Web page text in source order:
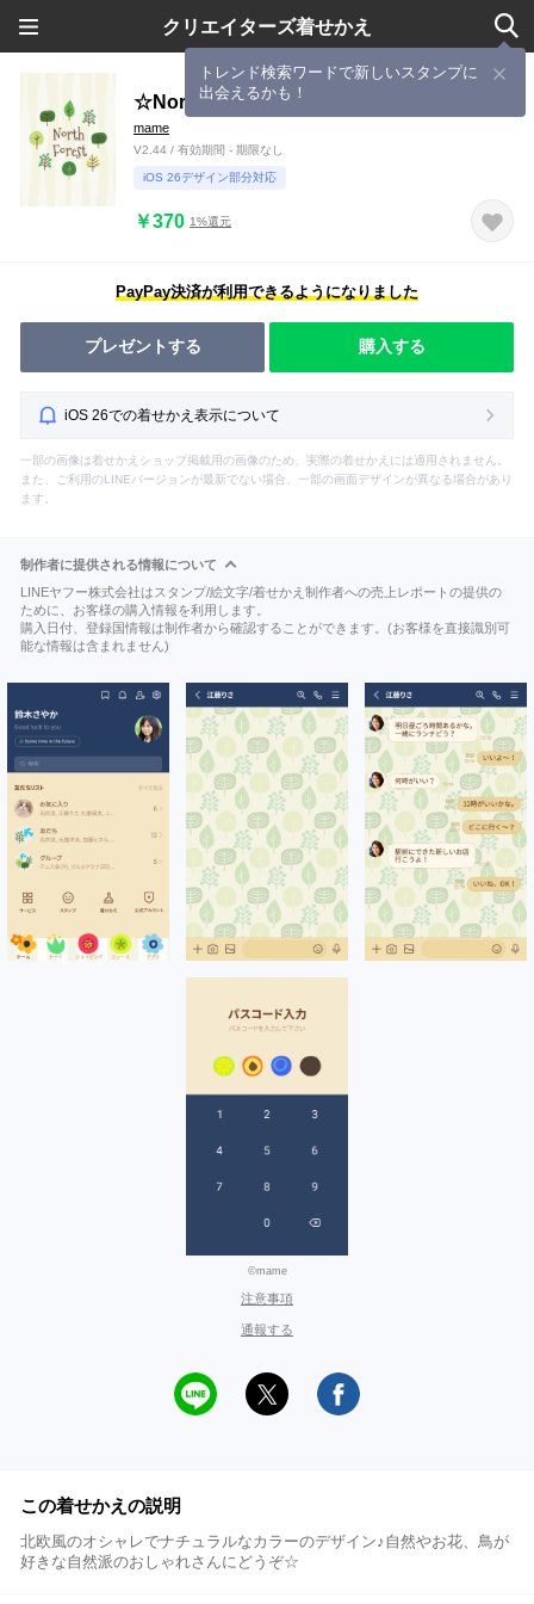
クリエイターズ着せかえ
トレンド検索ワードで新しいスタンプに
出会えるかも！
☆North Forest
mame
V2.44 / 有効期間 - 期限なし
iOS 26デザイン部分対応
￥370 1%還元
PayPay決済が利用できるようになりました
プレゼントする 購入する
iOS 26での着せかえ表示について
一部の画像は着せかえショップ掲載用の画像のため、実際の着せかえには適用されません。
また、ご利用のLINEバージョンが最新でない場合、一部の画面デザインが異なる場合があり
ます。
制作者に提供される情報について
LINEヤフー株式会社はスタンプ/絵文字/着せかえ制作者への売上レポートの提供の
ために、お客様の購入情報を利用します。
購入日付、登録国情報は制作者から確認することができます。(お客様を直接識別可
能な情報は含まれません)
©mame
注意事項
通報する
この着せかえの説明
北欧風のオシャレでナチュラルなカラーのデザイン♪自然やお花、鳥が
好きな自然派のおしゃれさんにどうぞ☆